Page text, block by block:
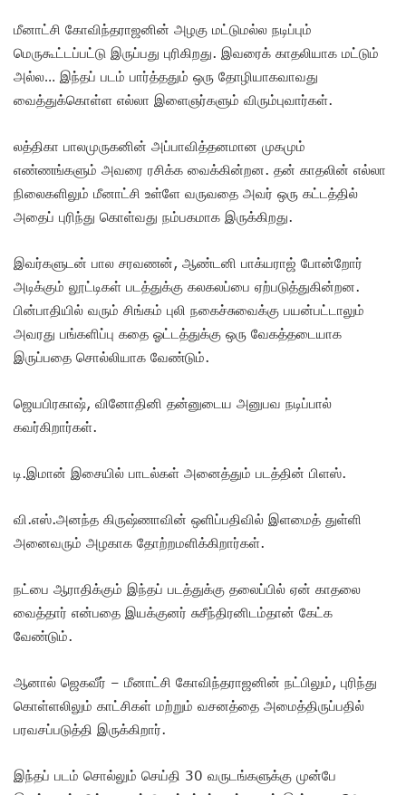
மீனாட்சி கோவிந்தராஜனின் அழகு மட்டுமல்ல நடிப்பும்
மெருகூட்டப்பட்டு இருப்பது புரிகிறது. இவரைக் காதலியாக மட்டும்
அல்ல… இந்தப் படம் பார்த்ததும் ஒரு தோழியாகவாவது
வைத்துக்கொள்ள எல்லா இளைஞர்களும் விரும்புவார்கள்.
லத்திகா பாலமுருகனின் அப்பாவித்தனமான முகமும்
எண்ணங்களும் அவரை ரசிக்க வைக்கின்றன. தன் காதலின் எல்லா
நிலைகளிலும் மீனாட்சி உள்ளே வருவதை அவர் ஒரு கட்டத்தில்
அதைப் புரிந்து கொள்வது நம்பகமாக இருக்கிறது.
இவர்களுடன் பால சரவணன், ஆண்டனி பாக்யராஜ் போன்றோர்
அடிக்கும் லூட்டிகள் படத்துக்கு கலகலப்பை ஏற்படுத்துகின்றன.
பின்பாதியில் வரும் சிங்கம் புலி நகைச்சுவைக்கு பயன்பட்டாலும்
அவரது பங்களிப்பு கதை ஓட்டத்துக்கு ஒரு வேகத்தடையாக
இருப்பதை சொல்லியாக வேண்டும்.
ஜெயபிரகாஷ், வினோதினி தன்னுடைய அனுபவ நடிப்பால்
கவர்கிறார்கள்.
டி.இமான் இசையில் பாடல்கள் அனைத்தும் படத்தின் பிளஸ்.
வி.எஸ்.அனந்த கிருஷ்ணாவின் ஒளிப்பதிவில் இளமைத் துள்ளி
அனைவரும் அழகாக தோற்றமளிக்கிறார்கள்.
நட்பை ஆராதிக்கும் இந்தப் படத்துக்கு தலைப்பில் ஏன் காதலை
வைத்தார் என்பதை இயக்குனர் சுசீந்திரனிடம்தான் கேட்க
வேண்டும்.
ஆனால் ஜெகவீர் – மீனாட்சி கோவிந்தராஜனின் நட்பிலும், புரிந்து
கொள்ளலிலும் காட்சிகள் மற்றும் வசனத்தை அமைத்திருப்பதில்
பரவசப்படுத்தி இருக்கிறார்.
இந்தப் படம் சொல்லும் செய்தி 30 வருடங்களுக்கு முன்பே